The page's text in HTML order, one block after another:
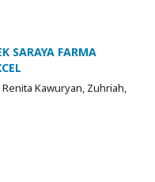
SARAYA FARMA
Kawuryan, Zuhriah,